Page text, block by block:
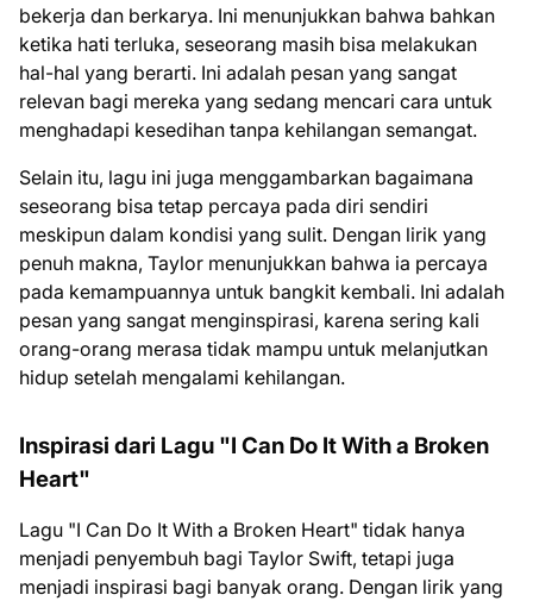
bekerja dan berkarya. Ini menunjukkan bahwa bahkan
ketika hati terluka, seseorang masih bisa melakukan
hal-hal yang berarti. Ini adalah pesan yang sangat
relevan bagi mereka yang sedang mencari cara untuk
menghadapi kesedihan tanpa kehilangan semangat.
Selain itu, lagu ini juga menggambarkan bagaimana
seseorang bisa tetap percaya pada diri sendiri
meskipun dalam kondisi yang sulit. Dengan lirik yang
penuh makna, Taylor menunjukkan bahwa ia percaya
pada kemampuannya untuk bangkit kembali. Ini adalah
pesan yang sangat menginspirasi, karena sering kali
orang-orang merasa tidak mampu untuk melanjutkan
hidup setelah mengalami kehilangan.
Inspirasi dari Lagu "I Can Do It With a Broken
Heart"
Lagu "I Can Do It With a Broken Heart" tidak hanya
menjadi penyembuh bagi Taylor Swift, tetapi juga
menjadi inspirasi bagi banyak orang. Dengan lirik yang